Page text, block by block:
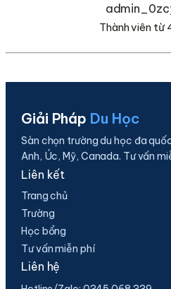
Thành viên
Giải Pháp Du Học
Sàn chọn trường du học đa
Anh, Úc, Mỹ, Canada. Tư vấn
Liên kết
Trang chủ
Trường
Học bổng
Tư vấn miễn phí
Liên hệ